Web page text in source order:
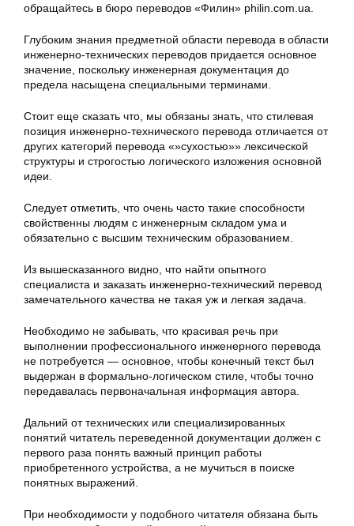
обращайтесь в бюро переводов «Филин» philin.com.ua.
Глубоким знания предметной области перевода в области
инженерно-технических переводов придается основное
значение, поскольку инженерная документация до
предела насыщена специальными терминами.
Стоит еще сказать что, мы обязаны знать, что стилевая
позиция инженерно-технического перевода отличается от
других категорий перевода «»сухостью»» лексической
структуры и строгостью логического изложения основной
идеи.
Следует отметить, что очень часто такие способности
свойственны людям с инженерным складом ума и
обязательно с высшим техническим образованием.
Из вышесказанного видно, что найти опытного
специалиста и заказать инженерно-технический перевод
замечательного качества не такая уж и легкая задача.
Необходимо не забывать, что красивая речь при
выполнении профессионального инженерного перевода
не потребуется — основное, чтобы конечный текст был
выдержан в формально-логическом стиле, чтобы точно
передавалась первоначальная информация автора.
Дальний от технических или специализированных
понятий читатель переведенной документации должен с
первого раза понять важный принцип работы
приобретенного устройства, а не мучиться в поиске
понятных выражений.
При необходимости у подобного читателя обязана быть